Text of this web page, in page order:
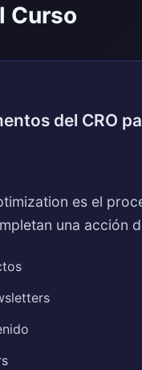
Curso
del CRO
es el
una acción